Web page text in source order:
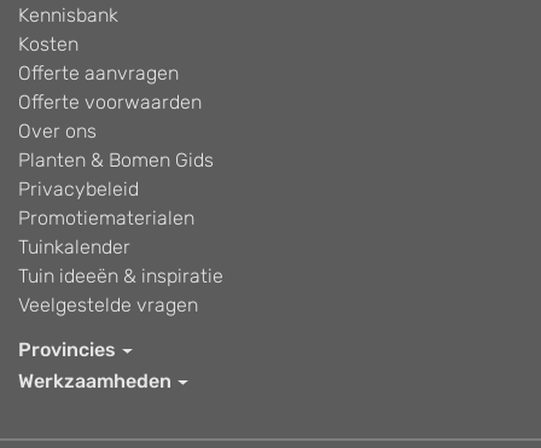
Kennisbank
Kosten
Offerte aanvragen
Offerte voorwaarden
Over ons
Planten & Bomen Gids
Privacybeleid
Promotiematerialen
Tuinkalender
Tuin ideeën & inspiratie
Veelgestelde vragen
Provincies
Werkzaamheden